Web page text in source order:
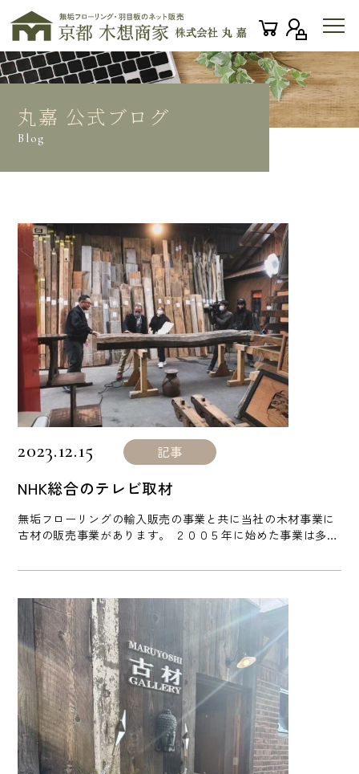
丸嘉 公式ブログ
Blog
NHK総合のテレビ取材
2023.12.15 記事
無垢フローリングの輸入販売の事業と共に当社の木材事業に
古材の販売事業があります。 ２００５年に始めた事業は多く
ける方（お客様）とを当社がビジネスとしての事業として取
友人などに冷やかされたりされたこともありました。 古材活
かして再利用する。古材は立派な無垢材で天然乾燥で仕上が
っているまさしく [...]